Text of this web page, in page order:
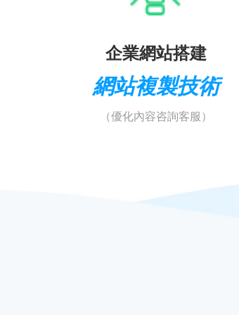
企業網站搭建
網站複製技術
（優化內容咨詢客服）